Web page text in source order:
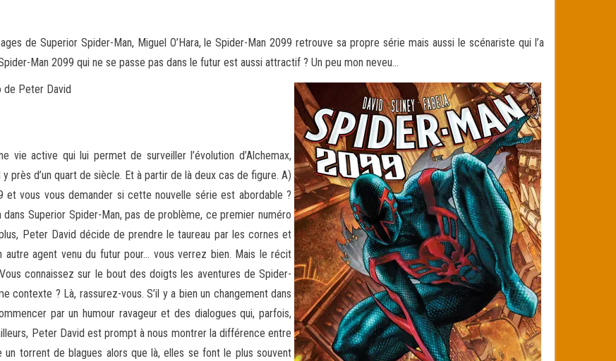
de Superior Spider-Man, Miguel O’Hara, le Spider-Man 2099 retrouve sa propre série mais aussi le scénariste qui l’a
Man 2099 qui ne se passe pas dans le futur est aussi attractif ? Un peu mon neveu…
de Peter David
vie active qui lui permet de surveiller l’évolution d’Alchemax,
d’un quart de siècle. Et à partir de là deux cas de figure. A)
vous vous demander si cette nouvelle série est abordable ?
Superior Spider-Man, pas de problème, ce premier numéro
Peter David décide de prendre le taureau par les cornes et
autre agent venu du futur pour… vous verrez bien. Mais le récit
connaissez sur le bout des doigts les aventures de Spider-
? Là, rassurez-vous. S’il y a bien un changement dans
par un humour ravageur et des dialogues qui, parfois,
Peter David est prompt à nous montrer la différence entre
torrent de blagues alors que là, elles se font le plus souvent